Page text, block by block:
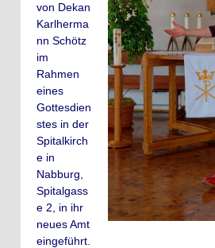
von Dekan
Karlherma
nn Schötz
im
Rahmen
eines
Gottesdien
stes in der
Spitalkirch
e in
Nabburg,
Spitalgass
e 2, in ihr
neues Amt
eingeführt.